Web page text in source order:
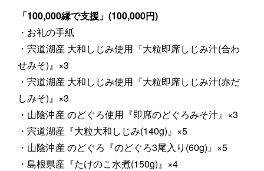
「100,000縁で支援」(100,000円)
・お礼の手紙
・宍道湖産 大和しじみ使用『大粒即席しじみ汁(合わ
せみそ)』×3
・宍道湖産 大和しじみ使用『大粒即席しじみ汁(赤だ
しみそ)』×3
・山陰沖産 のどぐろ使用『即席のどぐろみそ汁』×3
・宍道湖産『大粒大和しじみ(140g)』×5
・山陰沖産 のどぐろ『のどぐろ3尾入り(60g)』×5
・島根県産『たけのこ水煮(150g)』×4